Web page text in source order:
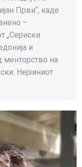
Први“, каде
–
„Сериски
и
менторство на
Нејзиниот